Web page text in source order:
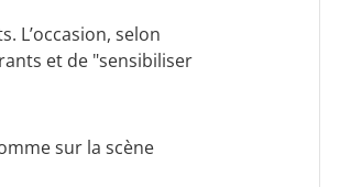
L’occasion, selon
et de "sensibiliser
sur la scène